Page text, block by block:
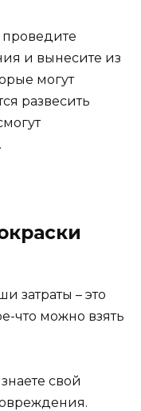
и вынесите из
могут
развесить
затраты – это
что можно взять
свой